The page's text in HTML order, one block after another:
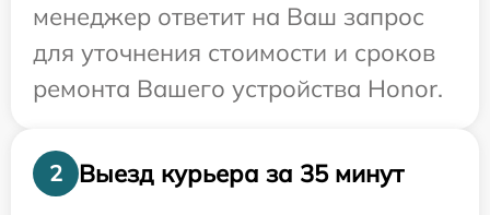
менеджер ответит на Ваш запрос
для уточнения стоимости и сроков
ремонта Вашего устройства Honor.
2
Выезд курьера за 35 минут